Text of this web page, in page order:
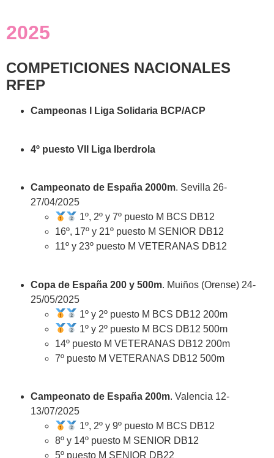
2025
COMPETICIONES NACIONALES
RFEP
Campeonas I Liga Solidaria BCP/ACP
4º puesto VII Liga Iberdrola
Campeonato de España 2000m. Sevilla 26-
27/04/2025
1º, 2º y 7º puesto M BCS DB12
16º, 17º y 21º puesto M SENIOR DB12
11º y 23º puesto M VETERANAS DB12
Copa de España 200 y 500m. Muiños (Orense) 24-
25/05/2025
1º y 2º puesto M BCS DB12 200m
1º y 2º puesto M BCS DB12 500m
14º puesto M VETERANAS DB12 200m
7º puesto M VETERANAS DB12 500m
Campeonato de España 200m. Valencia 12-
13/07/2025
1º, 2º y 9º puesto M BCS DB12
8º y 14º puesto M SENIOR DB12
5º puesto M SENIOR DB22